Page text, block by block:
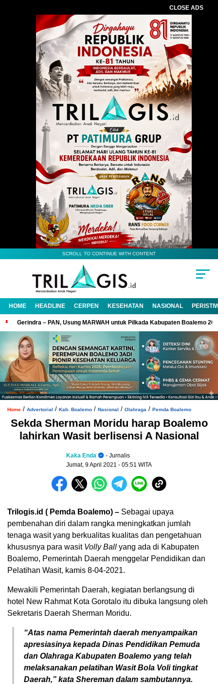
CLOSE ADS
SCROLL TO CONTINUE WITH CONTENT
HOME HEADLINE CERPEN KESEHATAN NASIONAL
Gerindra – PAN, Usung MARWAH untuk Pilkada Kabupaten Boalemo
Home / Advertorial / Kab. Boalemo / Nasional / OIahraga / Pemda Boalemo
Sekda Sherman Moridu harap Boalemo
lahirkan Wasit berlisensi A Nasional
Kaka Enda
- Jurnalis
Jumat, 9 April 2021 - 05:51 WITA
Trilogis.id ( Pemda Boalemo) – Sebagai upaya
pembenahan diri dalam rangka meningkatkan jumlah
tenaga wasit yang berkualitas kualitas dan pengetahuan
khususnya para wasit Volly Ball yang ada di Kabupaten
Boalemo, Pemerintah Daerah menggelar Pendidikan dan
Pelatihan Wasit, kamis 8-04-2021.
Mewakili Pemerintah Daerah, kegiatan berlangsung di
hotel New Rahmat Kota Gorotalo itu dibuka langsung oleh
Sekretaris Daerah Sherman Moridu.
“Atas nama Pemerintah daerah menyampaikan
apresiasinya kepada Dinas Pendidikan Pemuda
dan Olahraga Kabupaten Boalemo yang telah
melaksanakan pelatihan Wasit Bola Voli tingkat
Daerah,” kata Shereman dalam sambutannya.